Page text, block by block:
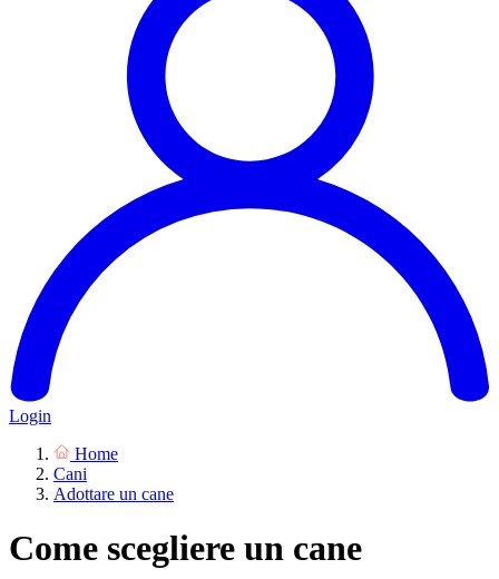
Login
Home
Cani
Adottare un cane
Come scegliere un cane